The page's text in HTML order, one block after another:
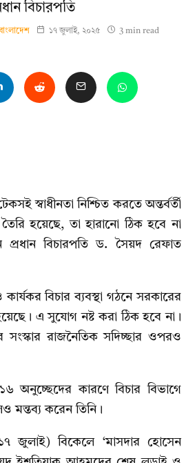
বিচারপতি
১৭ জুলাই, ২০২৫
3 min read
স্বাধীনতা নিশ্চিত করতে অন্তর্বর্তী
হয়েছে, তা হারানো ঠিক হবে না
প্রধান বিচারপতি ড. সৈয়দ রেফাত
কার্যকর বিচার ব্যবস্থা গঠনে সরকারের
এ সুযোগ নষ্ট করা ঠিক হবে না।
সংস্কার রাজনৈতিক সদিচ্ছার ওপরও
অনুচ্ছেদের কারণে বিচার বিভাগে
মন্তব্য করেন তিনি।
জুলাই) বিকেলে ‘মাসদার হোসেন